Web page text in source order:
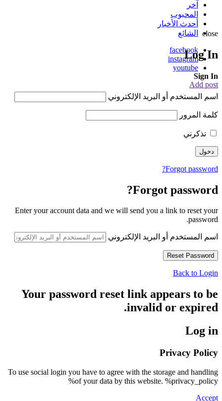
آخر
المحبوب
أحدث الأخبار
الشائع
facebook
instagram
youtube
Add post
close
Log In
Sign In
اسم المستخدم أو البريد الإلكتروني
كلمة المرور
تذكرني
Forgot password?
Forgot password?
Enter your account data and we will send you a link to reset your
password.
اسم المستخدم أو البريد الإلكتروني
Back to Login
Your password reset link appears to be
invalid or expired.
Log in
Privacy Policy
To use social login you have to agree with the storage and handling
of your data by this website. %privacy_policy%
Accept